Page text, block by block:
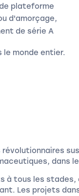
plateforme
d'amorçage,
de série A
monde entier.
révolutionnaires
dans
à tous les stades,
Les projets